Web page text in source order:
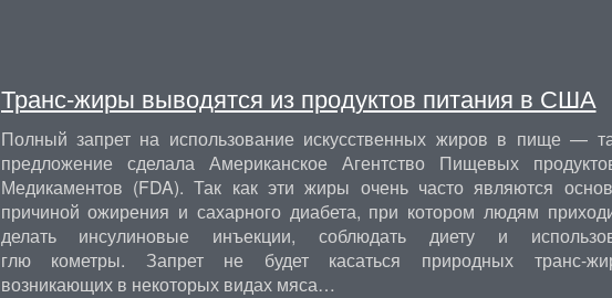
Транс-жиры выводятся из продуктов питания в США
Полный запрет на использование искусственных жиров в пище —
предложение сделала Американское Агентство Пищевых
Медикаментов (FDA). Так как эти жиры очень часто являются
причиной ожирения и сахарного диабета, при котором людям
делать инсулиновые инъекции, соблюдать диету и
глю кометры. Запрет не будет касаться природных транс-
возникающих в некоторых видах мяса…